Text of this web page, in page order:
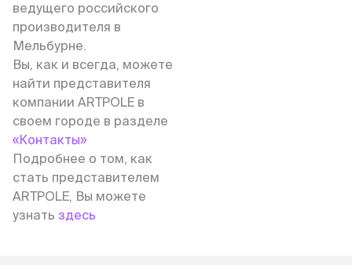
ведущего российского
производителя в
Мельбурне.
Вы, как и всегда, можете
найти представителя
компании ARTPOLE в
своем городе в разделе
«Контакты»
Подробнее о том, как
стать представителем
ARTPOLE, Вы можете
узнать здесь